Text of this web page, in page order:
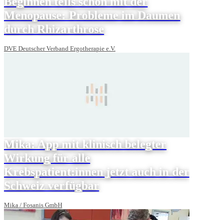
Menopause: Probleme im Daumen
durch Rhizarthrose
DVE Deutscher Verband Ergotherapie e.V.
Mika: App mit klinisch belegter
Wirkung für alle
Krebspatient:innen jetzt auch in der
Schweiz verfügbar
Mika / Fosanis GmbH